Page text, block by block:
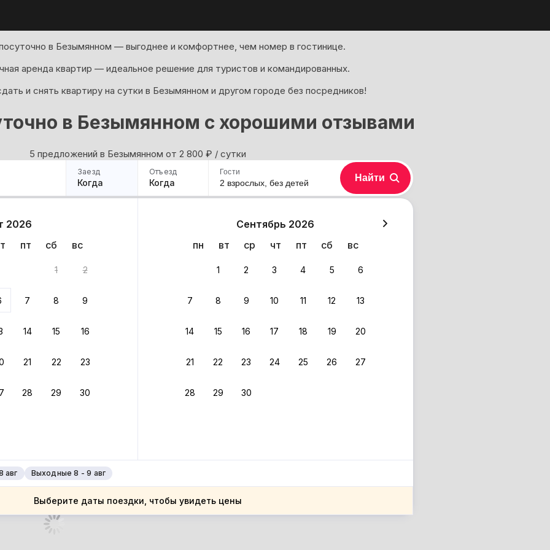
в Безымянном — выгоднее и комфортнее, чем номер в гостинице.
аренда квартир — идеальное решение для туристов и командированных.
и снять квартиру на сутки в Безымянном и другом городе без посредников!
в Безымянном с хорошими отзывами
5 предложений в Безымянном oт 2 800 ₽ / сутки
Заезд
Когда
Отъезд
Когда
2026
пт сб вс
1 2
7 8 9
14 15 16
21 22 23
28 29 30
Сентябрь 2026
пн
вт ср чт пт сб вс
1 2 3 4 5 6
7 8 9 10 11 12 13
14 15 16 17 18 19 20
21 22 23 24 25 26 27
28 29 30
авг Выходные 8 - 9 авг
Выберите даты поездки, чтобы увидеть цены
Гости
2 взрослых, без детей Найти
4%